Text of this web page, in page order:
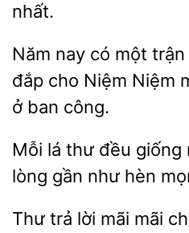
nhất.
Năm
một
đắp cho Niệm Niệm
ở
công.
Mỗi lá thư
giống
gần như hèn
trả lời mãi